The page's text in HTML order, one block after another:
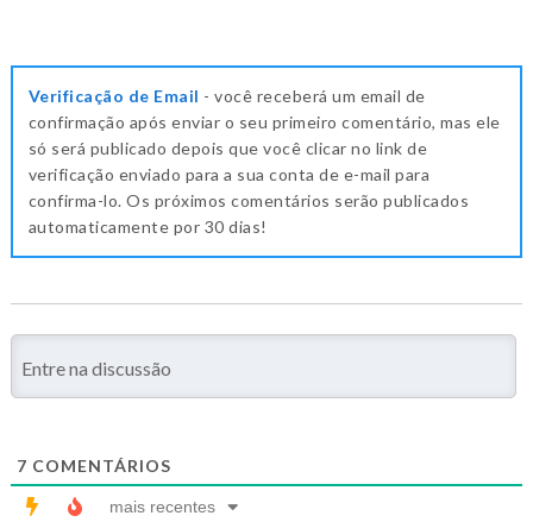
Verificação de Email - você receberá um email de
confirmação após enviar o seu primeiro comentário, mas ele
só será publicado depois que você clicar no link de
verificação enviado para a sua conta de e-mail para
confirma-lo. Os próximos comentários serão publicados
automaticamente por 30 dias!
7 COMENTÁRIOS
mais recentes